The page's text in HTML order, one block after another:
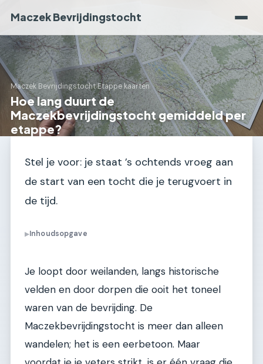
Maczek Bevrijdingstocht
Maczek Bevrijdingstocht›Etappe kaarten
Hoe lang duurt de
Maczekbevrijdingstocht gemiddeld per
etappe?
Stel je voor: je staat ’s ochtends vroeg aan
de start van een tocht die je terugvoert in
de tijd.
▶Inhoudsopgave
Je loopt door weilanden, langs historische
velden en door dorpen die ooit het toneel
waren van de bevrijding. De
Maczekbevrijdingstocht is meer dan alleen
wandelen; het is een eerbetoon. Maar